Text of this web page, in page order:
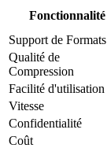
Fonctionnalité
Support de Formats
Qualité de
Compression
Facilité d'utilisation
Vitesse
Confidentialité
Coût